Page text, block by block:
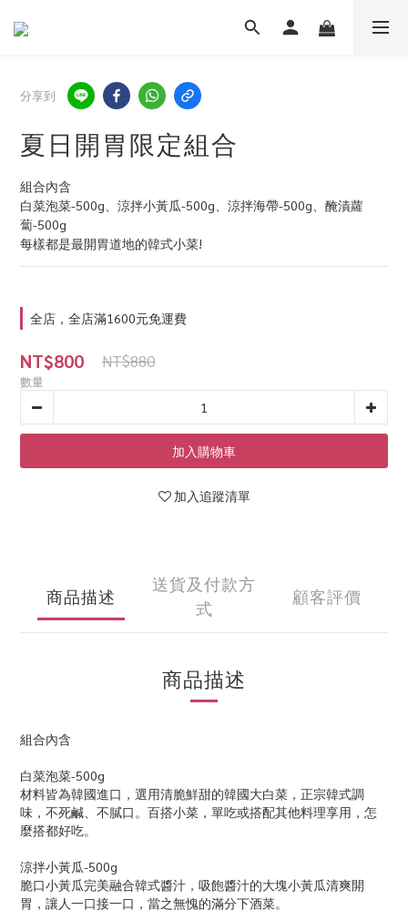
分享到
夏日開胃限定組合
組合內含
白菜泡菜-500g、涼拌小黃瓜-500g、涼拌海帶-500g、醃漬蘿
蔔-500g
每樣都是最開胃道地的韓式小菜!
全店，全店滿1600元免運費
NT$800 NT$880
數量
加入購物車
加入追蹤清單
商品描述
送貨及付款方
式
顧客評價
商品描述
組合內含
白菜泡菜-500g
材料皆為韓國進口，選用清脆鮮甜的韓國大白菜，正宗韓式調
味，不死鹹、不膩口。百搭小菜，單吃或搭配其他料理享用，怎
麼搭都好吃。
涼拌小黃瓜-500g
脆口小黃瓜完美融合韓式醬汁，吸飽醬汁的大塊小黃瓜清爽開
胃，讓人一口接一口，當之無愧的滿分下酒菜。